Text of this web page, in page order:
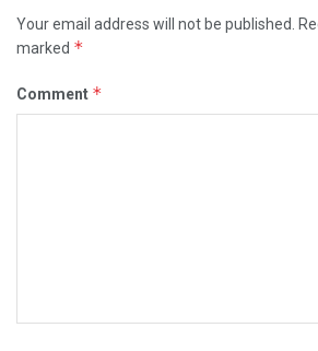
Your email address will not be published.
marked *
Comment *